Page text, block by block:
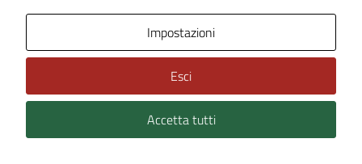
Città di Vigevano
AMMINISTRAZIONE
Aree Amministrative
Impostazioni
Esci
Accetta tutti